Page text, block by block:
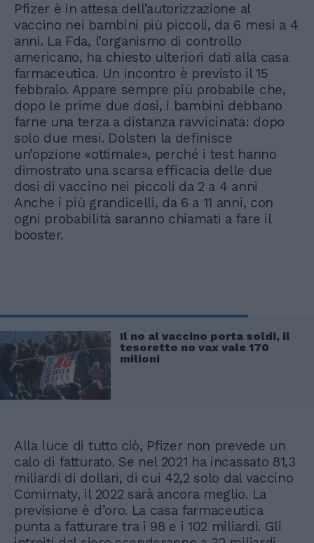
Pfizer è in attesa dell’autorizzazione al
vaccino nei bambini più piccoli, da 6 mesi a 4
anni. La Fda, l’organismo di controllo
americano, ha chiesto ulteriori dati alla casa
farmaceutica. Un incontro è previsto il 15
febbraio. Appare sempre più probabile che,
dopo le prime due dosi, i bambini debbano
farne una terza a distanza ravvicinata: dopo
solo due mesi. Dolsten la definisce
un’opzione «ottimale», perché i test hanno
dimostrato una scarsa efficacia delle due
dosi di vaccino nei piccoli da 2 a 4 anni
Anche i più grandicelli, da 6 a 11 anni, con
ogni probabilità saranno chiamati a fare il
booster.
Il no al vaccino porta soldi, il
tesoretto no vax vale 170
milioni
Alla luce di tutto ciò, Pfizer non prevede un
calo di fatturato. Se nel 2021 ha incassato 81,3
miliardi di dollari, di cui 42,2 solo dal vaccino
Comirnaty, il 2022 sarà ancora meglio. La
previsione è d’oro. La casa farmaceutica
punta a fatturare tra i 98 e i 102 miliardi. Gli